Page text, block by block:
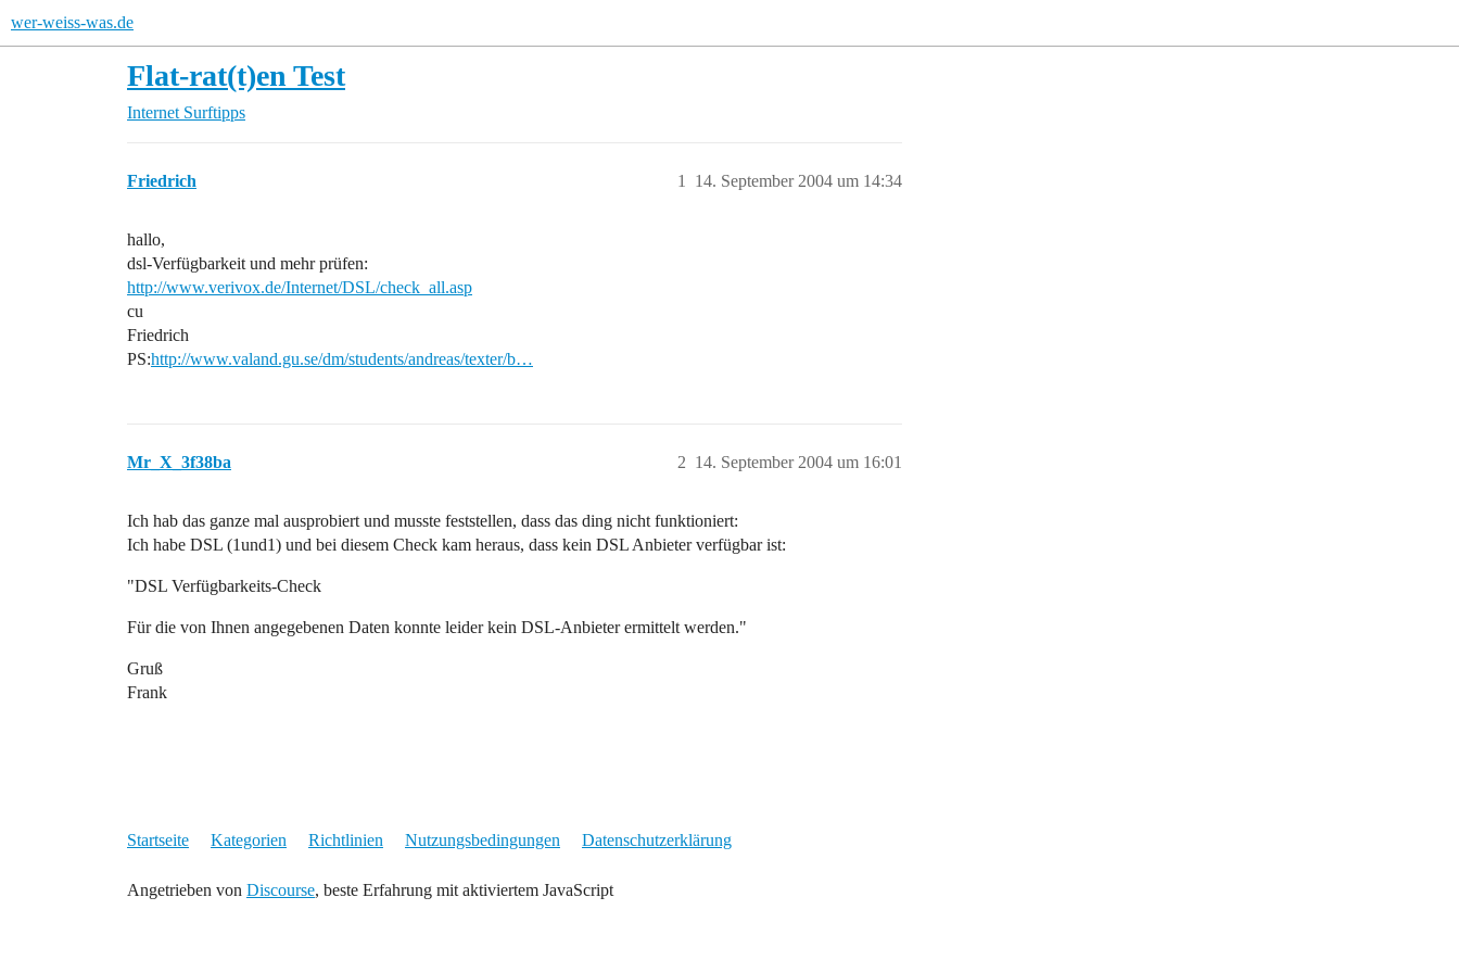
wer-weiss-was.de
Flat-rat(t)en Test
Internet Surftipps
Friedrich 14. September 2004 um 14:34
1
hallo,
dsl-Verfügbarkeit und mehr prüfen:
http://www.verivox.de/Internet/DSL/check_all.asp
cu
Friedrich
PS:http://www.valand.gu.se/dm/students/andreas/texter/b…
Mr_X_3f38ba 14. September 2004 um 16:01
2
Ich hab das ganze mal ausprobiert und musste feststellen, dass das ding nicht funktioniert:
Ich habe DSL (1und1) und bei diesem Check kam heraus, dass kein DSL Anbieter verfügbar ist:
"DSL Verfügbarkeits-Check
Für die von Ihnen angegebenen Daten konnte leider kein DSL-Anbieter ermittelt werden."
Gruß
Frank
Startseite Kategorien Richtlinien Nutzungsbedingungen Datenschutzerklärung
Angetrieben von Discourse, beste Erfahrung mit aktiviertem JavaScript